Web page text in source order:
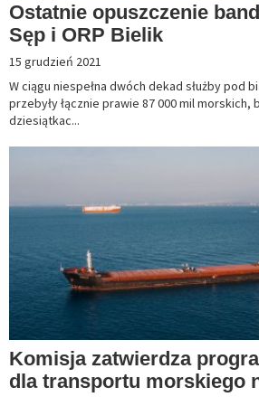
Ostatnie opuszczenie
Sęp i ORP Bielik
15 grudzień 2021
W ciągu niespełna dwóch dekad służby pod
przebyły łącznie prawie 87 000 mil morskich,
dziesiątkac...
Komisja zatwierdza
dla transportu morskiego